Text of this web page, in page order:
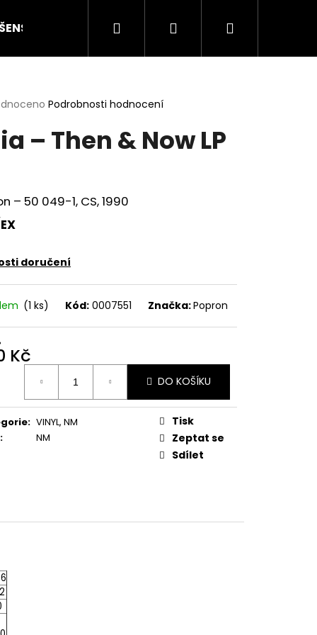
HODNOCENÍ STAVU O NÁS
Hledat PřihlášeníNákupní
Podrobnosti hodnocení
– Then & Now LP
‎– 50 049-1, CS, 1990
doručení
(1 ks) Kód: 0007551 Značka:Popron
Kč
DO KOŠÍKU
: VINYL, NM
:
NM
Tisk
Zeptat se
Sdílet